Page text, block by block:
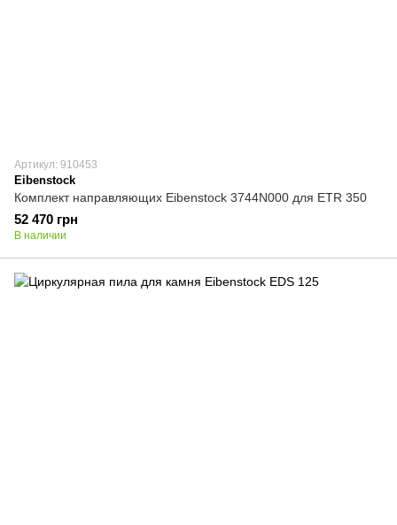
Артикул: 910453
Eibenstock
Комплект направляющих Eibenstock 3744N000 для ETR 350
52 470 грн
В наличии